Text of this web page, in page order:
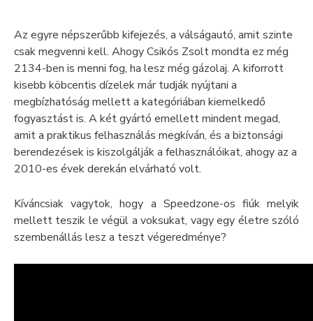
Az egyre népszerűbb kifejezés, a válságautó, amit szinte
csak megvenni kell. Ahogy Csikós Zsolt mondta ez még
2134-ben is menni fog, ha lesz még gázolaj. A kiforrott
kisebb köbcentis dízelek már tudják nyújtani a
megbízhatóság mellett a kategóriában kiemelkedő
fogyasztást is. A két gyártó emellett mindent megad,
amit a praktikus felhasználás megkíván, és a biztonsági
berendezések is kiszolgálják a felhasználóikat, ahogy az a
2010-es évek derekán elvárható volt.
Kíváncsiak vagytok, hogy a Speedzone-os fiúk melyik
mellett teszik le végül a voksukat, vagy egy életre szóló
szembenállás lesz a teszt végeredménye?